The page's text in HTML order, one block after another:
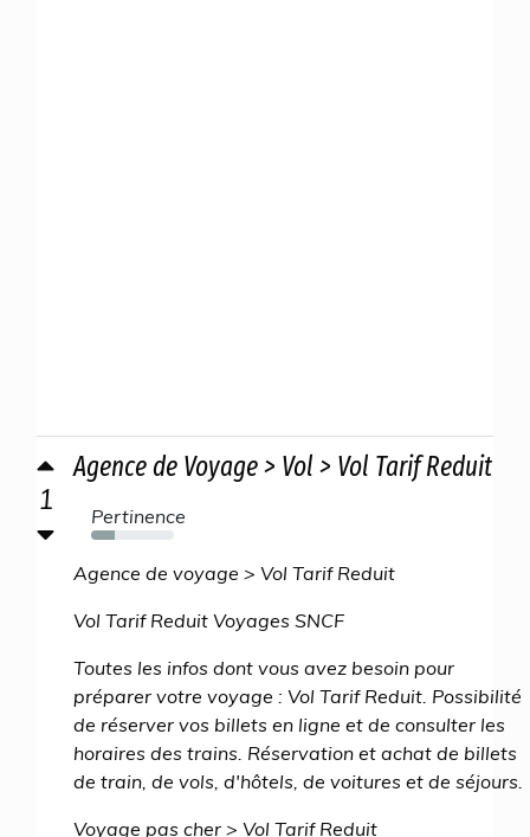
1
Agence de Voyage > Vol > Vol Tarif Reduit
Pertinence
29%
Agence de voyage > Vol Tarif Reduit
Vol Tarif Reduit Voyages SNCF
Toutes les infos dont vous avez besoin pour
préparer votre voyage : Vol Tarif Reduit. Possibilité
de réserver vos billets en ligne et de consulter les
horaires des trains. Réservation et achat de billets
de train, de vols, d'hôtels, de voitures et de séjours.
Voyage pas cher > Vol Tarif Reduit